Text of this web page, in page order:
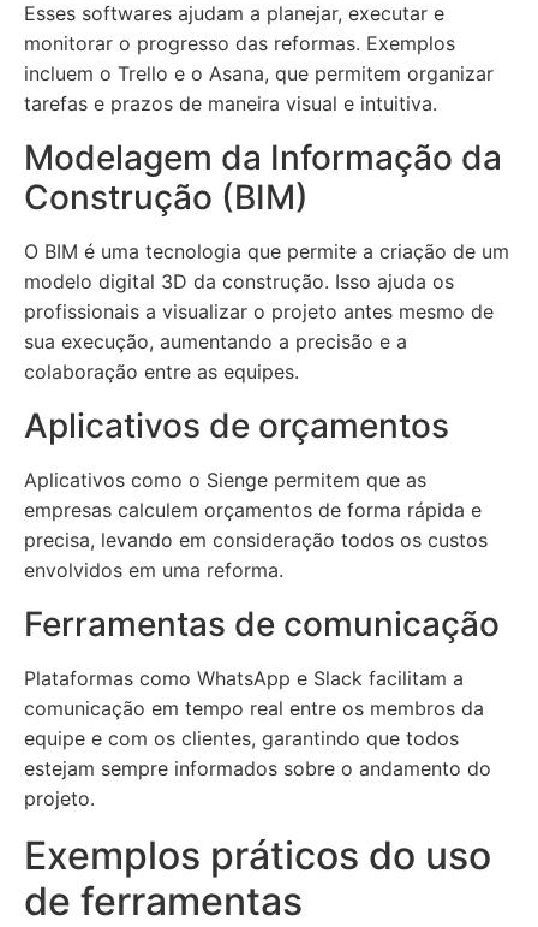
Esses softwares ajudam a planejar, executar e
monitorar o progresso das reformas. Exemplos
incluem o Trello e o Asana, que permitem organizar
tarefas e prazos de maneira visual e intuitiva.
Modelagem da Informação da
Construção (BIM)
O BIM é uma tecnologia que permite a criação de um
modelo digital 3D da construção. Isso ajuda os
profissionais a visualizar o projeto antes mesmo de
sua execução, aumentando a precisão e a
colaboração entre as equipes.
Aplicativos de orçamentos
Aplicativos como o Sienge permitem que as
empresas calculem orçamentos de forma rápida e
precisa, levando em consideração todos os custos
envolvidos em uma reforma.
Ferramentas de comunicação
Plataformas como WhatsApp e Slack facilitam a
comunicação em tempo real entre os membros da
equipe e com os clientes, garantindo que todos
estejam sempre informados sobre o andamento do
projeto.
Exemplos práticos do uso
de ferramentas